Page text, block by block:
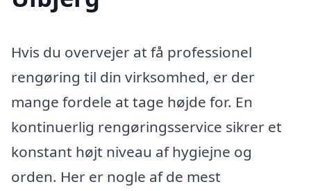
Hvis du overvejer at få professionel
rengøring til din virksomhed, er der
mange fordele at tage højde for. En
kontinuerlig rengøringsservice sikrer et
konstant højt niveau af hygiejne og
orden. Her er nogle af de mest